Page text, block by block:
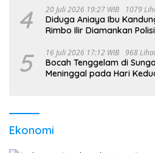
4 20 Juli 2026 19:27 WIB 1079
Diduga Aniaya Ibu
Rimbo Ilir Diamankan Polisi
5 16 Juli 2026 17:12 WIB 968
Bocah Tenggelam di
Meninggal pada Hari
Ekonomi